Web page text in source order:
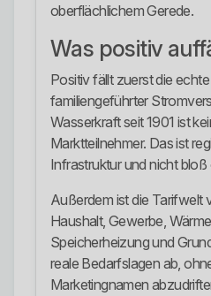
oberflächlichem Gerede.
Was positiv
Positiv fällt zuerst die
familiengeführter
Wasserkraft seit 1901 ist
Marktteilnehmer. Das ist
Infrastruktur und nicht
Außerdem ist die Tarifwelt
Haushalt, Gewerbe,
Speicherheizung und
reale Bedarfslagen ab,
Marketingnamen